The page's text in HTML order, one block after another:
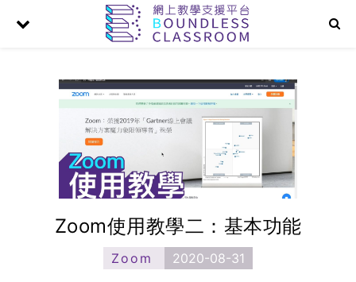
Zoom使用教學二：基本功能
Zoom 2020-08-31